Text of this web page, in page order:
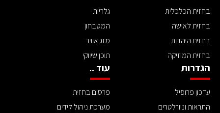
בחזית הכלכלית
בחזית לאישה
בחזית היהדות
בחזית המוזיקה
גלריות
המטבחון
מזג אוויר
תוכן שיווקי
הגדרות
עדכון פרופיל
התראות וניוזלטרים
עוד ..
פרסום בחזית
מערכת ניהול לידים